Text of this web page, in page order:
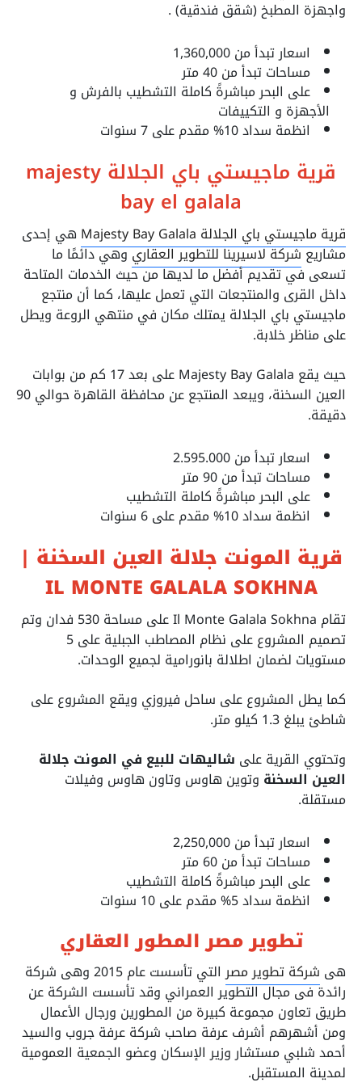
واجهزة المطبخ (شقق فندقية) .
اسعار تبدأ من 1,360,000
مساحات تبدأ من 40 متر
على البحر مباشرةً كاملة التشطيب بالفرش و
الأجهزة و التكييفات
انظمة سداد 10% مقدم على 7 سنوات
قرية ماجيستي باي الجلالة majesty
bay el galala
قرية ماجيستي باي الجلالة Majesty Bay Galala
هي إحدى
مشاريعشركة لاسيرينا للتطوير العقاريوهي دائمًا ما
تسعى في تقديم أفضل ما لديها من حيث الخدمات المتاحة
داخل القرى والمنتجعات التي تعمل عليها، كما أن منتجع
ماجيستي باي الجلالة يمتلك مكان في منتهي الروعة ويطل
على مناظر خلابة.
حيث يقع Majesty Bay Galala على بعد 17 كم من بوابات
العين السخنة، ويبعد المنتجع عن محافظة القاهرة حوالي 90
دقيقة.
اسعار تبدأ من2.595.000
مساحات تبدأ من 90 متر
على البحر مباشرةً كاملة التشطيب
انظمة سداد 10% مقدم على 6 سنوات
قرية المونت جلالة العين السخنة |
IL MONTE GALALA SOKHNA
تقام Il Monte Galala Sokhna على مساحة 530 فدان وتم
تصميم المشروع على نظام المصاطب الجبلية على 5
مستويات لضمان اطلالة بانورامية لجميع الوحدات.
كما يطل المشروع على ساحل فيروزي ويقع المشروع على
شاطئ يبلغ 1.3 كيلو متر.
وتحتوي القرية على شاليهات للبيع في المونت جلالة
العين السخنة وتوين هاوس وتاون هاوس وفيلات
مستقلة.
اسعار تبدأ من 2,250,000
مساحات تبدأ من 60 متر
على البحر مباشرةً كاملة التشطيب
انظمة سداد 5% مقدم على 10 سنوات
تطوير مصر المطور العقاري
هى شركة تطوير مصر
التي تأسست عام 2015 وهى شركة
رائدة فى مجال التطوير العمراني وقد تأسست الشركة عن
طريق تعاون مجموعة كبيرة من المطورين ورجال الأعمال
ومن أشهرهم أشرف عرفة صاحب شركة عرفة جروب والسيد
أحمد شلبي مستشار وزير الإسكان وعضو الجمعية العمومية
لمدينة المستقبل.